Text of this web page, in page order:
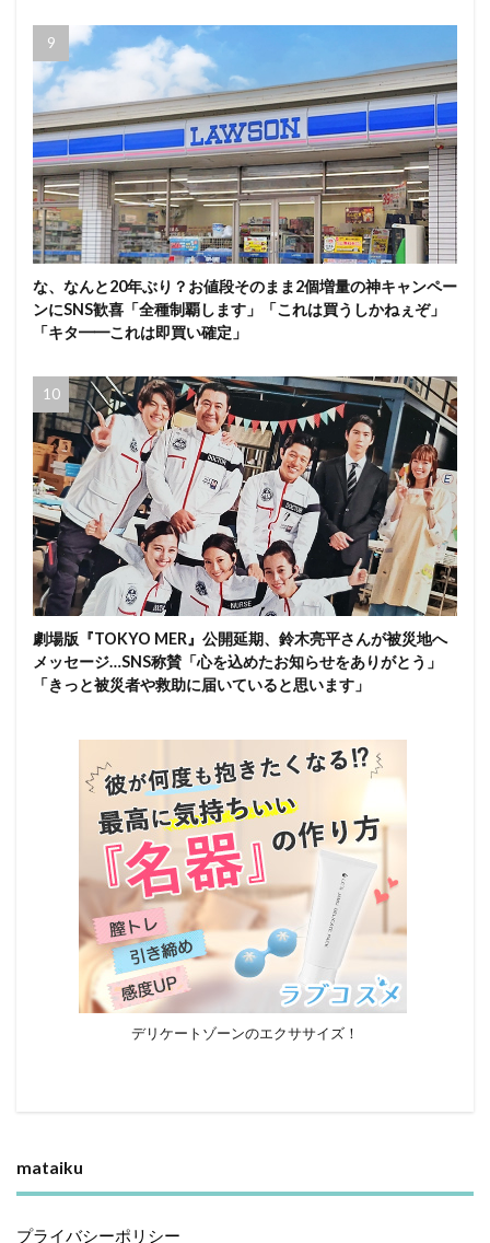
な、なんと20年ぶり？お値段そのまま2個増量の神キャンペー
ンにSNS歓喜「全種制覇します」「これは買うしかねぇぞ」
「キタ━━これは即買い確定」
劇場版『TOKYO MER』公開延期、鈴木亮平さんが被災地へ
メッセージ…SNS称賛「心を込めたお知らせをありがとう」
「きっと被災者や救助に届いていると思います」
デリケートゾーンのエクササイズ！
mataiku
プライバシーポリシー